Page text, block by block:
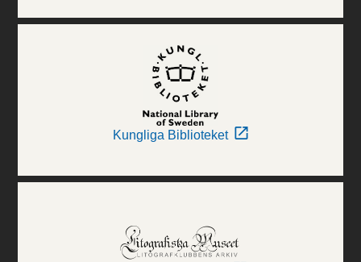
Kungliga Biblioteket